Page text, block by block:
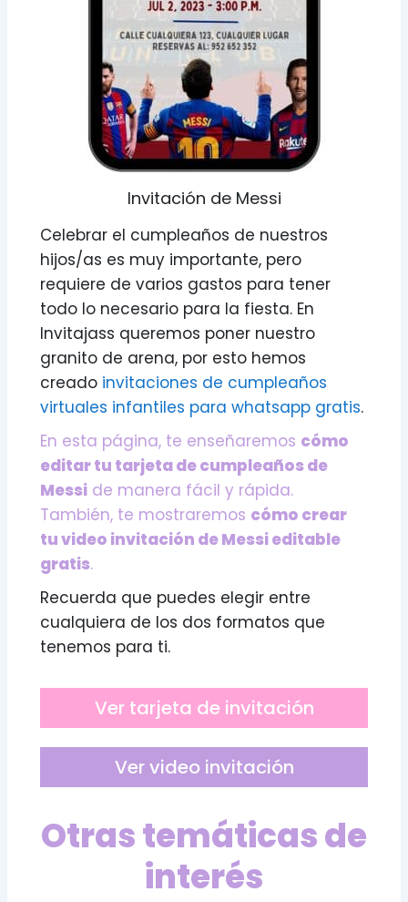
Invitación de Messi
Celebrar el cumpleaños de nuestros
hijos/as es muy importante, pero
requiere de varios gastos para tener
todo lo necesario para la fiesta. En
Invitajass queremos poner nuestro
granito de arena, por esto hemos
creado invitaciones de cumpleaños
virtuales infantiles para whatsapp gratis.
En esta página, te enseñaremos cómo
editar tu tarjeta de cumpleaños de
Messi de manera fácil y rápida.
También, te mostraremos cómo crear
tu video invitación de Messi editable
gratis.
Recuerda que puedes elegir entre
cualquiera de los dos formatos que
tenemos para ti.
Ver tarjeta de invitación
Ver video invitación
Otras temáticas de
interés